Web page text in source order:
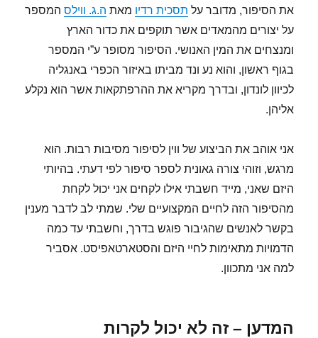
את הסיפור, מדובר על תסכית רדיו מאת ה.ג. ווילס המספר
על יצורים מהמאדים אשר תוקפים את כדור הארץ
ומנצחים את המין האנושי. הסיפור מסופר ע”י המספר
בגוף ראשון, והוא נע ונד מביתו באיזור הכפרי באנגליה
לכיוון לונדון, ובדרך מקריא את ההרפתקאות אשר הוא נקלע
אליהן.
אני אוהב את הביצוע של ווין לסיפור מסיבות רבות. הוא
מרגש, וזוהי צורה גאונית לספר סיפור לפי דעתי. בהיותי
היזם שאני, מייד חשבתי אילו לקחים אני יכול לקחת
מהסיפור הזה לחיים המקצועיים שלי. שמתי לב לדבר מענין
בקשר לאנשים שהגיבור פוגש בדרך, וחשבתי עד כמה
הדמויות מתאימות לחיי היזם והסטארטאפיסט. אסביר
למה אני מתכוון.
המדען – זה לא יכול לקרות